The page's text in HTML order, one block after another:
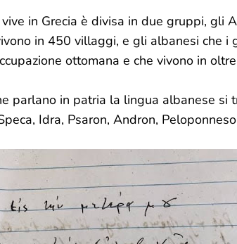
in Grecia è divisa in due gruppi, gli
in 450 villaggi, e gli albanesi che i
ottomana e che vivono in
parlano in patria la lingua albanese si
Idra, Psaron, Andron,